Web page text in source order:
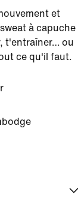
et
à capuche
t'entraîner… ou
ce qu'il faut.